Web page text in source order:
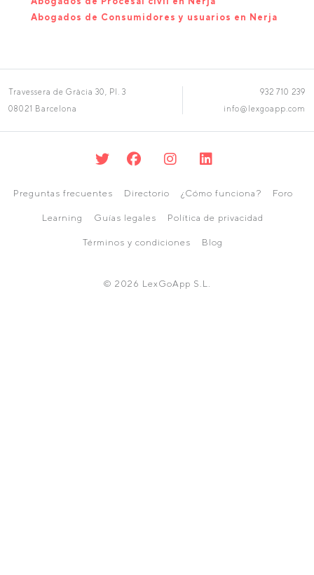
Abogados de Consumidores y usuarios en Nerja
Travessera de Gràcia 30, Pl. 3
08021 Barcelona
932 710 239
info@lexgoapp.com
Preguntas frecuentes Directorio ¿Cómo funciona? Foro
Learning Guías legales Política de privacidad
Términos y condiciones Blog
© 2026 LexGoApp S.L.